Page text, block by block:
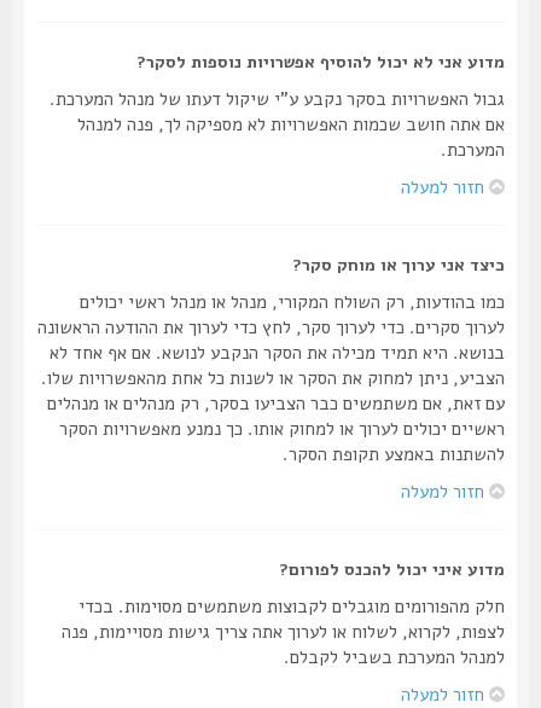
מדוע אני לא יכול להוסיף אפשרויות נוספות לסקר?
גבול האפשרויות בסקר נקבע ע"י שיקול דעתו של מנהל המערכת.
אם אתה חושב שכמות האפשרויות לא מספיקה לך, פנה למנהל
המערכת.
חזור למעלה
כיצד אני ערוך או מוחק סקר?
כמו בהודעות, רק השולח המקורי, מנהל או מנהל ראשי יכולים
לערוך סקרים. כדי לערוך סקר, לחץ כדי לערוך את ההודעה הראשונה
בנושא. היא תמיד מכילה את הסקר הנקבע לנושא. אם אף אחד לא
הצביע, ניתן למחוק את הסקר או לשנות כל אחת מהאפשרויות שלו.
עם זאת, אם משתמשים כבר הצביעו בסקר, רק מנהלים או מנהלים
ראשיים יכולים לערוך או למחוק אותו. כך נמנע מאפשרויות הסקר
להשתנות באמצע תקופת הסקר.
חזור למעלה
מדוע איני יכול להכנס לפורום?
חלק מהפורומים מוגבלים לקבוצות משתמשים מסוימות. בכדי
לצפות, לקרוא, לשלוח או לערוך אתה צריך גישות מסויימות, פנה
למנהל המערכת בשביל לקבלם.
חזור למעלה